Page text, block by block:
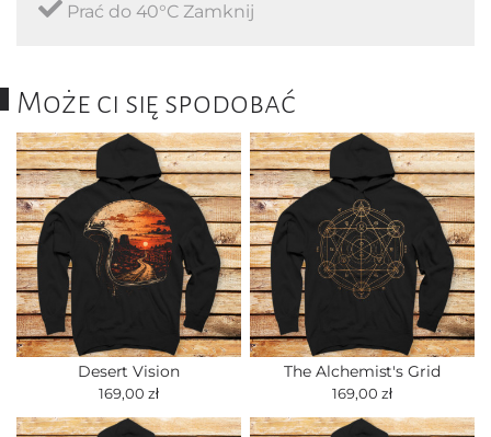
Prać do 40°C Zamknij
Może ci się spodobać
Desert Vision
169,00 zł
The Alchemist's Grid
169,00 zł